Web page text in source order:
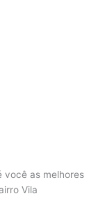
você as melhores
Vila